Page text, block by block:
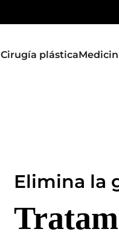
Cirugía plástica
Elimina la